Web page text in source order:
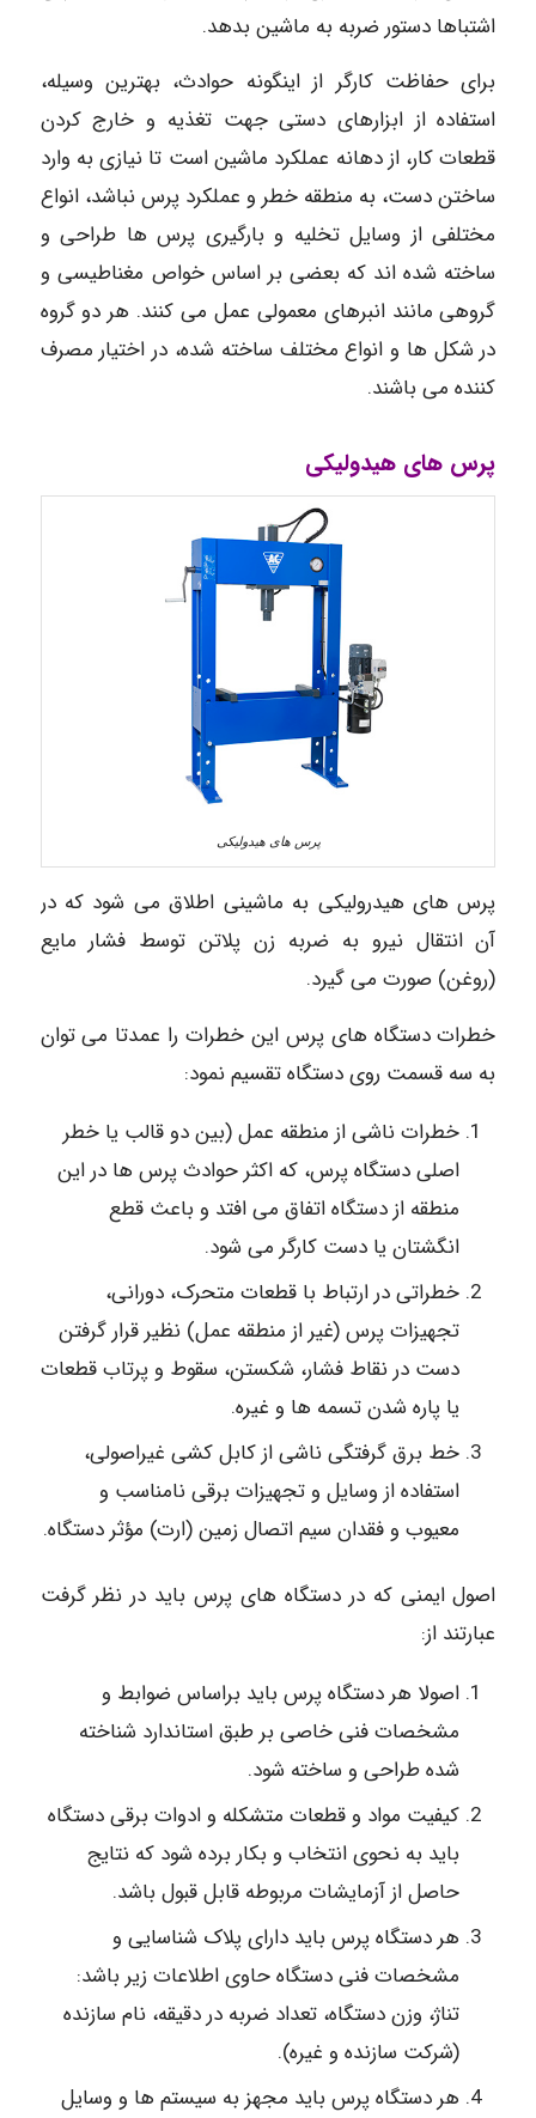
اشتباها دستور ضربه به ماشین بدهد.
برای حفاظت کارگر از اینگونه حوادث، بهترین وسیله،
استفاده از ابزارهای دستی جهت تغذیه و خارج کردن
قطعات کار، از دهانه عملکرد ماشین است تا نیازی به وارد
ساختن دست، به منطقه خطر و عملکرد پرس نباشد، انواع
مختلفی از وسایل تخلیه و بارگیری پرس ها طراحی و
ساخته شده اند که بعضی بر اساس خواص مغناطیسی و
گروهی مانند انبرهای معمولی عمل می کنند. هر دو گروه
در شکل ها و انواع مختلف ساخته شده، در اختیار مصرف
کننده می باشند.
پرس های هیدولیکی
پرس های هیدولیکی
پرس های هیدرولیکی به ماشینی اطلاق می شود که در
آن انتقال نیرو به ضربه زن پلاتن توسط فشار مایع
(روغن) صورت می گیرد.
خطرات دستگاه های پرس این خطرات را عمدتا می توان
به سه قسمت روی دستگاه تقسیم نمود:
خطرات ناشی از منطقه عمل (بین دو قالب یا خطر
اصلی دستگاه پرس، که اکثر حوادث پرس ها در این
منطقه از دستگاه اتفاق می افتد و باعث قطع
انگشتان یا دست کارگر می شود.
خطراتی در ارتباط با قطعات متحرک، دورانی،
تجهیزات پرس (غیر از منطقه عمل) نظیر قرار گرفتن
دست در نقاط فشار، شکستن، سقوط و پرتاب قطعات
یا پاره شدن تسمه ها و غیره.
خط برق گرفتگی ناشی از کابل کشی غیراصولی،
استفاده از وسایل و تجهیزات برقی نامناسب و
معیوب و فقدان سیم اتصال زمین (ارت) مؤثر دستگاه.
اصول ایمنی که در دستگاه های پرس باید در نظر گرفت
عبارتند از:
اصولا هر دستگاه پرس باید براساس ضوابط و
مشخصات فنی خاصی بر طبق استاندارد شناخته
شده طراحی و ساخته شود.
کیفیت مواد و قطعات متشکله و ادوات برقی دستگاه
باید به نحوی انتخاب و بکار برده شود که نتایج
حاصل از آزمایشات مربوطه قابل قبول باشد.
هر دستگاه پرس باید دارای پلاک شناسایی و
مشخصات فنی دستگاه حاوی اطلاعات زیر باشد:
تناژ، وزن دستگاه، تعداد ضربه در دقیقه، نام سازنده
(شرکت سازنده و غیره).
هر دستگاه پرس باید مجهز به سیستم ها و وسایل